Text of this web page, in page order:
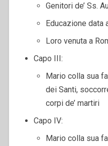
Genitori de’ Ss.
Educazione data
Loro venuta a
Capo III:
Mario colla sua
dei Santi,
corpi de’ martiri
Capo IV:
Mario colla sua